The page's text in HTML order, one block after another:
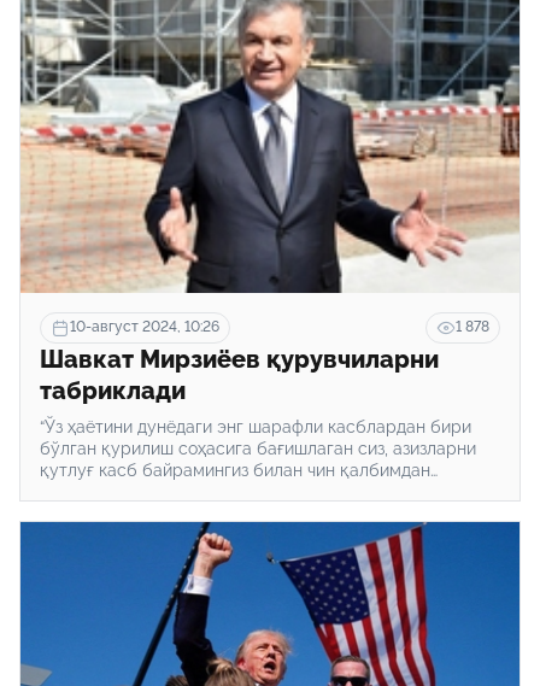
10-август 2024, 10:26 1 878
Шавкат Мирзиёев қурувчиларни
табриклади
“Ўз ҳаётини дунёдаги энг шарафли касблардан бири
бўлган қурилиш соҳасига бағишлаган сиз, азизларни
қутлуғ касб байрамингиз билан чин қалбимдан
дейилади табрикда.